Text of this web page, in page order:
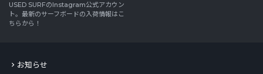
USED SURFのInstagram公式アカウン
ト。最新のサーフボードの入荷情報はこ
ちらから！
お知らせ